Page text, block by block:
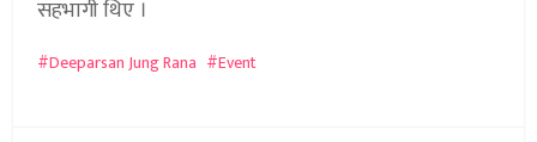
सहभागी थिए ।
Deeparsan Jung Rana Event